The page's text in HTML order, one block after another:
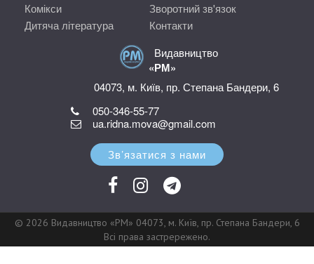
Комікси
Дитяча література
Зворотний зв'язок
Контакти
Видавництво
«РМ»
04073, м. Київ, пр. Степана Бандери, 6
050-346-55-77
ua.ridna.mova@gmail.com
Зв’язатися з нами
© 2026 Видавництво «РМ» 04073, м. Київ, пр. Степана Бандери, 6
Всі права застрережено.